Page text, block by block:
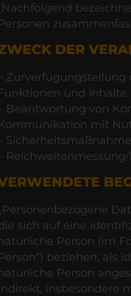
DER
–
und Inhalte.
– Beantwortung von
mit
–
–
sich auf eine
Person (im
beziehen; als
Person
insbesondere